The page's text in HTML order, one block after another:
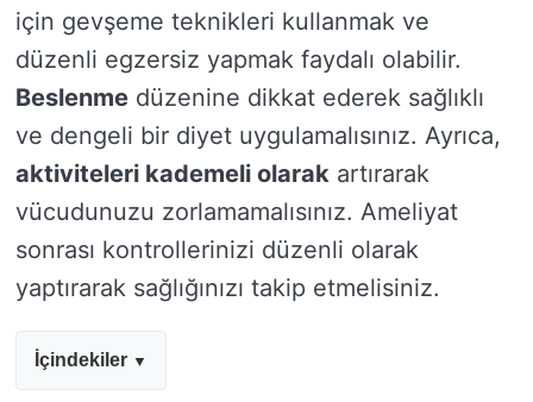
için gevşeme teknikleri kullanmak ve
düzenli egzersiz yapmak faydalı olabilir.
Beslenme düzenine dikkat ederek sağlıklı
ve dengeli bir diyet uygulamalısınız. Ayrıca,
aktiviteleri kademeli olarak artırarak
vücudunuzu zorlamamalısınız. Ameliyat
sonrası kontrollerinizi düzenli olarak
yaptırarak sağlığınızı takip etmelisiniz.
İçindekiler